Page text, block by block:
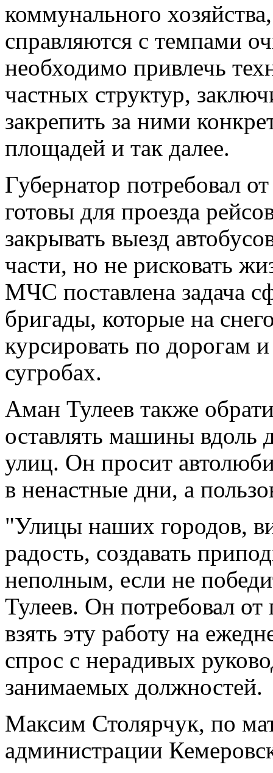
коммунального
справляются с темпами
необходимо привлечь
частных структур,
закрепить за ними
площадей и так далее.
Губернатор потребовал
готовы для проезда
закрывать выезд
части, но не рисковать
МЧС поставлена задача
бригады, которые на
курсировать по дорогам
сугробах.
Аман Тулеев также
оставлять машины вдоль
улиц. Он просит
в ненастные дни, а
"Улицы наших городов,
радость, создавать
неполным, если не
Тулеев. Он потребовал от
взять эту работу на
спрос с нерадивых
занимаемых должностей.
Максим Столярчук, по
администрации